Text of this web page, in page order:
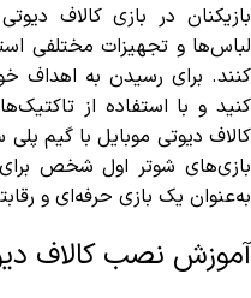
بازیکنان در بازی کالاف
لباس‌ها و تجهیزات مختلفی
کنند. برای رسیدن به اهداف
کنید و با استفاده از
کالاف دیوتی موبایل با گیم
بازی‌های شوتر اول شخص
به‌عنوان یک بازی حرفه‌ای و
آموزش نصب کالاف